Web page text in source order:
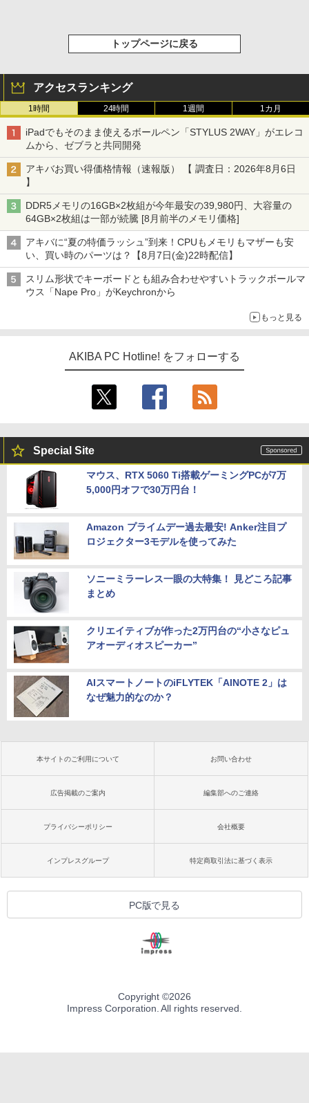
トップページに戻る
アクセスランキング
1時間 24時間 1週間 1カ月
iPadでもそのまま使えるボールペン「STYLUS 2WAY」がエレコ
ムから、ゼブラと共同開発
アキバお買い得価格情報（速報版） 【 調査日：2026年8月6日
】
DDR5メモリの16GB×2枚組が今年最安の39,980円、大容量の
64GB×2枚組は一部が続騰 [8月前半のメモリ価格]
アキバに“夏の特価ラッシュ”到来！CPUもメモリもマザーも安
い、買い時のパーツは？【8月7日(金)22時配信】
スリム形状でキーボードとも組み合わせやすいトラックボールマ
ウス「Nape Pro」がKeychronから
もっと見る
AKIBA PC Hotline! をフォローする
Special Site
マウス、RTX 5060 Ti搭載ゲーミングPCが7万
5,000円オフで30万円台！
Amazon プライムデー過去最安! Anker注目プ
ロジェクター3モデルを使ってみた
ソニーミラーレス一眼の大特集！ 見どころ記事
まとめ
クリエイティブが作った2万円台の“小さなピュ
アオーディオスピーカー”
AIスマートノートのiFLYTEK「AINOTE 2」は
なぜ魅力的なのか？
本サイトのご利用について お問い合わせ
広告掲載のご案内 編集部へのご連絡
プライバシーポリシー 会社概要
インプレスグループ 特定商取引法に基づく表示
PC版で見る
Copyright ©2026
Impress Corporation. All rights reserved.